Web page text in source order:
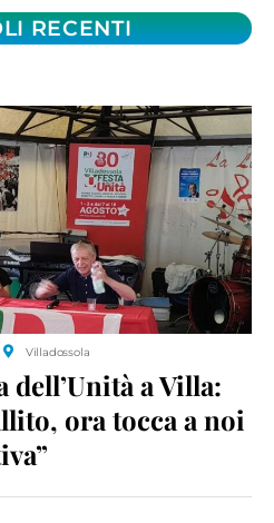
RECENTI
Villadossola
dell’Unità a Villa:
ora tocca a noi